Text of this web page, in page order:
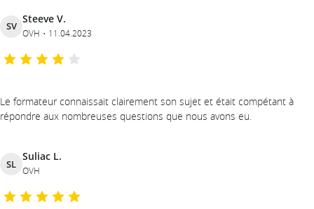
SV
Steeve V.
OVH 11.04.2023
Le formateur connaissait clairement son sujet et était compétant à
répondre aux nombreuses questions que nous avons eu.
SL
Suliac L.
OVH